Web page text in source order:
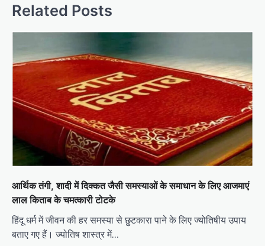
Related Posts
आर्थिक तंगी, शादी में दिक्कत जैसी समस्याओं के समाधान के लिए आजमाएं
लाल किताब के चमत्कारी टोटके
हिंदू धर्म में जीवन की हर समस्या से छुटकारा पाने के लिए ज्योतिषीय उपाय
बताए गए हैं। ज्योतिष शास्त्र में…